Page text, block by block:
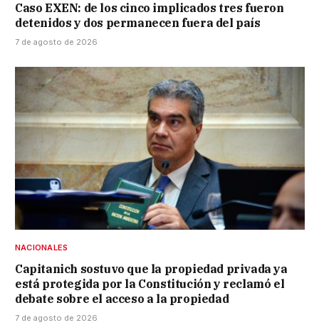
Caso EXEN: de los cinco implicados tres fueron
detenidos y dos permanecen fuera del país
7 de agosto de 2026
NACIONALES
Capitanich sostuvo que la propiedad privada ya
está protegida por la Constitución y reclamó el
debate sobre el acceso a la propiedad
7 de agosto de 2026